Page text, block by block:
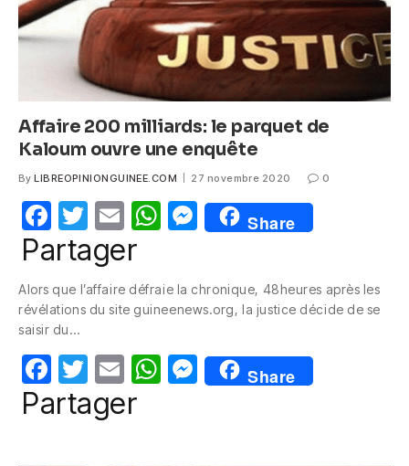
Affaire 200 milliards: le parquet de
Kaloum ouvre une enquête
By LIBREOPINIONGUINEE.COM 27 novembre 2020 0
F
a
e
b
o
o
k
T
w
itt
er
E
m
W
s
p
p
M
e
e
g
er
Share
Partager
Alors que l’affaire défraie la chronique, 48heures après les
révélations du site guineenews.org, la justice décide de se
saisir du…
F
a
T
w
itt
E
m
W M
e
Share
Partager